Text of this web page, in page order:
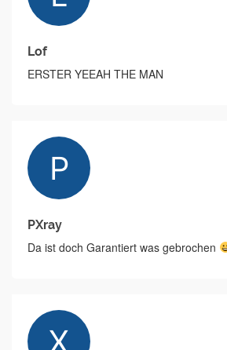
Lof
ERSTER YEEAH THE MAN
PXray
Da ist doch Garantiert was gebrochen